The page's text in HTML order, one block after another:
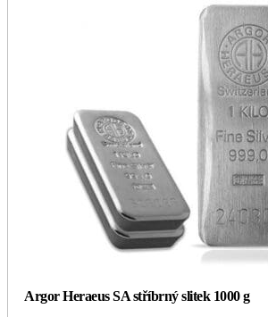
Argor Heraeus SA stříbrný slitek 1000 g